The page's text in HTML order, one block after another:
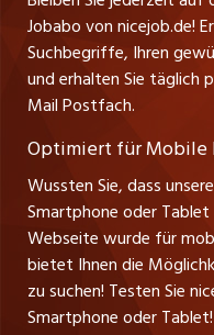
Führungspositionen
Management / Kader-
jobbern.ch
jobbasel.ch
zentraljob.ch
myjob.ch
schaffu.ch (VS)
ajourjob.ch
tagblatt.ch
D-88239 Wangen
Tel. +49 07522 795034
Thomas Reiner
Ansprechpartner
Jobabo von nicejob.de!
Suchbegriffe, Ihren
und erhalten Sie täglich
Mail Postfach.
Optimiert für Mobile
Wussten Sie, dass
Smartphone oder
Webseite wurde für
bietet Ihnen die
zu suchen! Testen Sie
Smartphone oder Tablet!